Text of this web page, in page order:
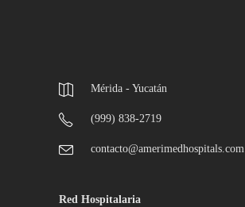
Mérida - Yucatán
(999) 838-2719
contacto@amerimedhospitals.com
Red Hospitalaria